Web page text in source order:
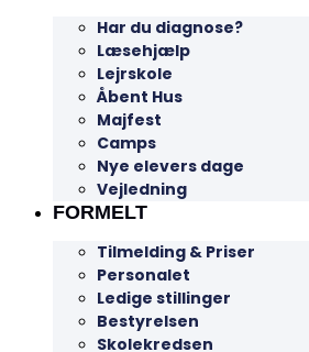
Har du diagnose?
Læsehjælp
Lejrskole
Åbent Hus
Majfest
Camps
Nye elevers dage
Vejledning
FORMELT
Tilmelding & Priser
Personalet
Ledige stillinger
Bestyrelsen
Skolekredsen